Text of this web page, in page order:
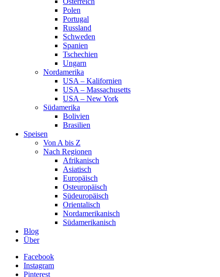
Polen
Portugal
Russland
Schweden
Spanien
Tschechien
Ungarn
Nordamerika
USA – Kalifornien
USA – Massachusetts
USA – New York
Südamerika
Bolivien
Brasilien
Speisen
Von A bis Z
Nach Regionen
Afrikanisch
Asiatisch
Europäisch
Osteuropäisch
Südeuropäisch
Orientalisch
Nordamerikanisch
Südamerikanisch
Blog
Über
Facebook
Instagram
Pinterest